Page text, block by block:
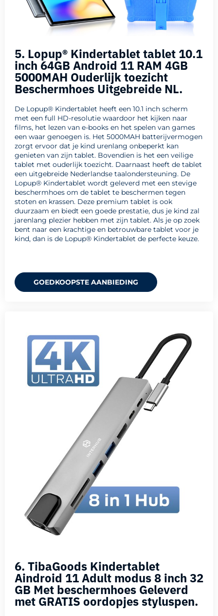
5. Lopup® Kindertablet tablet 10.1
inch 64GB Android 11 RAM 4GB
5000MAH Ouderlijk toezicht
Beschermhoes Uitgebreide NL.
De Lopup® Kindertablet heeft een 10.1 inch scherm
met een full HD-resolutie waardoor het kijken naar
films, het lezen van e-books en het spelen van games
een waar genoegen is. Het 5000MAH batterijvermogen
zorgt ervoor dat je kind urenlang onbeperkt kan
genieten van zijn tablet. Bovendien is het een veilige
tablet met ouderlijk toezicht. Daarnaast heeft de tablet
een uitgebreide Nederlandse taalondersteuning. De
Lopup® Kindertablet wordt geleverd met een stevige
beschermhoes om de tablet te beschermen tegen
stoten en krassen. Deze premium tablet is ook
duurzaam en biedt een goede prestatie, dus je kind zal
jarenlang plezier hebben met zijn tablet. Als je op zoek
bent naar een krachtige en betrouwbare tablet voor je
kind, dan is de Lopup® Kindertablet de perfecte keuze.
GOEDKOOPSTE AANBIEDING
6. TibaGoods Kindertablet
Aindroid 11 Adult modus 8 inch 32
GB Met beschermhoes Geleverd
met GRATIS oordopjes styluspen.